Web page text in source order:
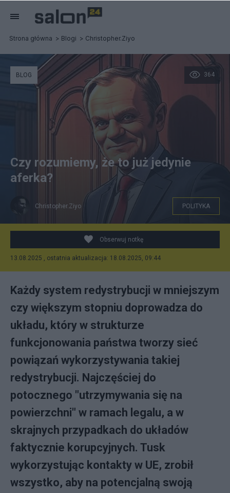
Strona główna Blogi Christopher.Ziyo
Donald Tusk / GROK
364
BLOG
Czy rozumiemy, że to już jedynie
aferka?
Christopher.Ziyo POLITYKA
Obserwuj notkę
13.08.2025 , ostatnia aktualizacja: 18.08.2025, 09:44
Każdy system redystrybucji w mniejszym
czy większym stopniu doprowadza do
układu, który w strukturze
funkcjonowania państwa tworzy sieć
powiązań wykorzystywania takiej
redystrybucji. Najczęściej do
potocznego "utrzymywania się na
powierzchni" w ramach legalu, a w
skrajnych przypadkach do układów
faktycznie korupcyjnych. Tusk
wykorzystując kontakty w UE, zrobił
wszystko, aby na potencjalną swoją